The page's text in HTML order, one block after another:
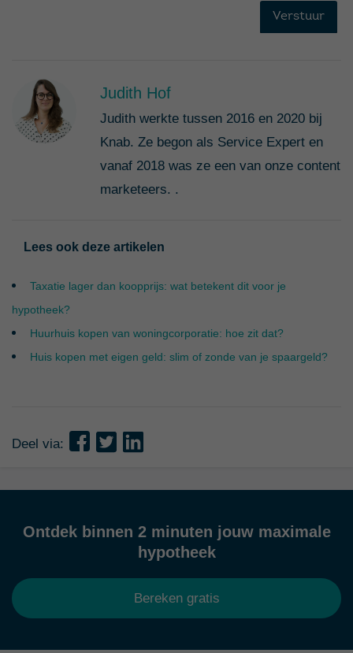
Judith Hof
Judith werkte tussen 2016 en 2020 bij
Knab. Ze begon als Service Expert en
vanaf 2018 was ze een van onze content
marketeers. .
Lees ook deze artikelen
Taxatie lager dan koopprijs: wat betekent dit voor je
hypotheek?
Huurhuis kopen van woningcorporatie: hoe zit dat?
Huis kopen met eigen geld: slim of zonde van je spaargeld?
Deel via:
Ontdek binnen 2 minuten jouw maximale
hypotheek
Bereken gratis